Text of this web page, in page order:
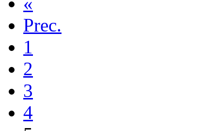
Prec.
1
2
3
4